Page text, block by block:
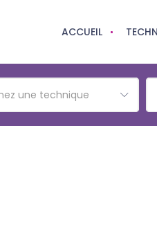
ACCUEIL
une technique